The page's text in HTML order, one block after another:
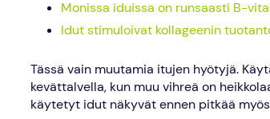
Monissa iduissa on runsaasti B-
Idut stimuloivat kollageenin
Tässä vain muutamia itujen hyötyjä.
kevättalvella, kun muu vihreä on
käytetyt idut näkyvät ennen pitkää